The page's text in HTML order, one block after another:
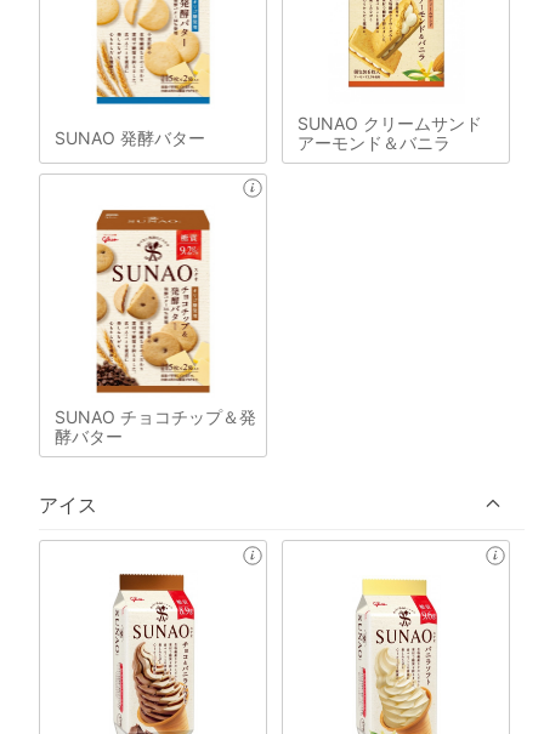
SUNAO 発酵バター
SUNAO クリームサンド
アーモンド＆バニラ
SUNAO チョコチップ＆発
酵バター
アイス